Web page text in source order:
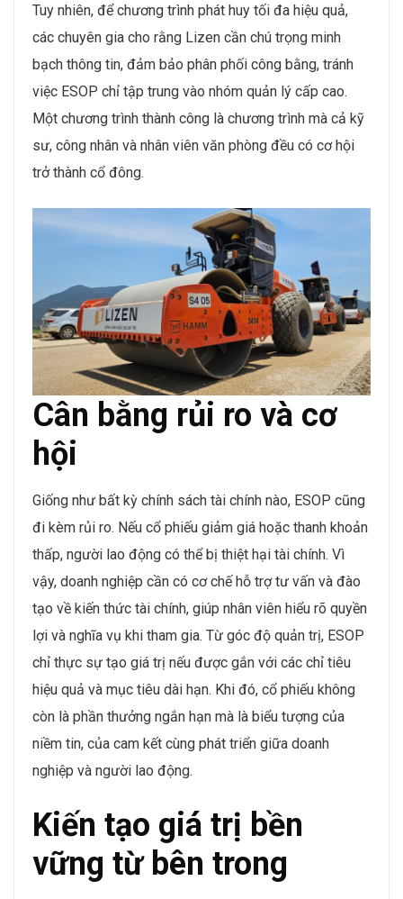
Tuy nhiên, để chương trình phát huy tối đa hiệu quả,
các chuyên gia cho rằng Lizen cần chú trọng minh
bạch thông tin, đảm bảo phân phối công bằng, tránh
việc ESOP chỉ tập trung vào nhóm quản lý cấp cao.
Một chương trình thành công là chương trình mà cả kỹ
sư, công nhân và nhân viên văn phòng đều có cơ hội
trở thành cổ đông.
Cân bằng rủi ro và cơ
hội
Giống như bất kỳ chính sách tài chính nào, ESOP cũng
đi kèm rủi ro. Nếu cổ phiếu giảm giá hoặc thanh khoản
thấp, người lao động có thể bị thiệt hại tài chính. Vì
vậy, doanh nghiệp cần có cơ chế hỗ trợ tư vấn và đào
tạo về kiến thức tài chính, giúp nhân viên hiểu rõ quyền
lợi và nghĩa vụ khi tham gia. Từ góc độ quản trị, ESOP
chỉ thực sự tạo giá trị nếu được gắn với các chỉ tiêu
hiệu quả và mục tiêu dài hạn. Khi đó, cổ phiếu không
còn là phần thưởng ngắn hạn mà là biểu tượng của
niềm tin, của cam kết cùng phát triển giữa doanh
nghiệp và người lao động.
Kiến tạo giá trị bền
vững từ bên trong